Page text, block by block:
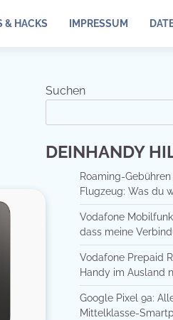
& HACKS IMPRESSUM
Suchen
DEINHANDY
Roaming-
Flugzeug: Was du
Vodafone
dass meine
Vodafone Prepaid
Handy im Ausland
Google Pixel 9a:
Mittelklasse-